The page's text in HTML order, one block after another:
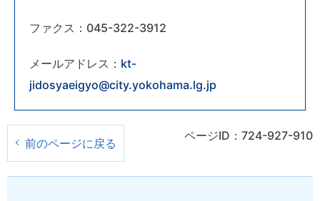
ファクス：045-322-3912
メールアドレス： kt-
jidosyaeigyo@city.yokohama.lg.jp
前のページに戻る
ページID：724-927-910